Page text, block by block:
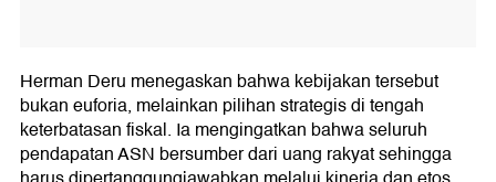
Herman Deru menegaskan bahwa kebijakan tersebut
bukan euforia, melainkan pilihan strategis di tengah
keterbatasan fiskal. Ia mengingatkan bahwa seluruh
pendapatan ASN bersumber dari uang rakyat sehingga